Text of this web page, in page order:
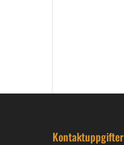
Kontaktuppgifter